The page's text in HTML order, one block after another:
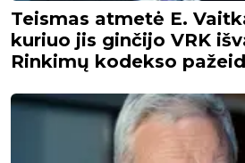
Teismas atmetė E.
kuriuo jis ginčijo VRK
Rinkimų kodekso